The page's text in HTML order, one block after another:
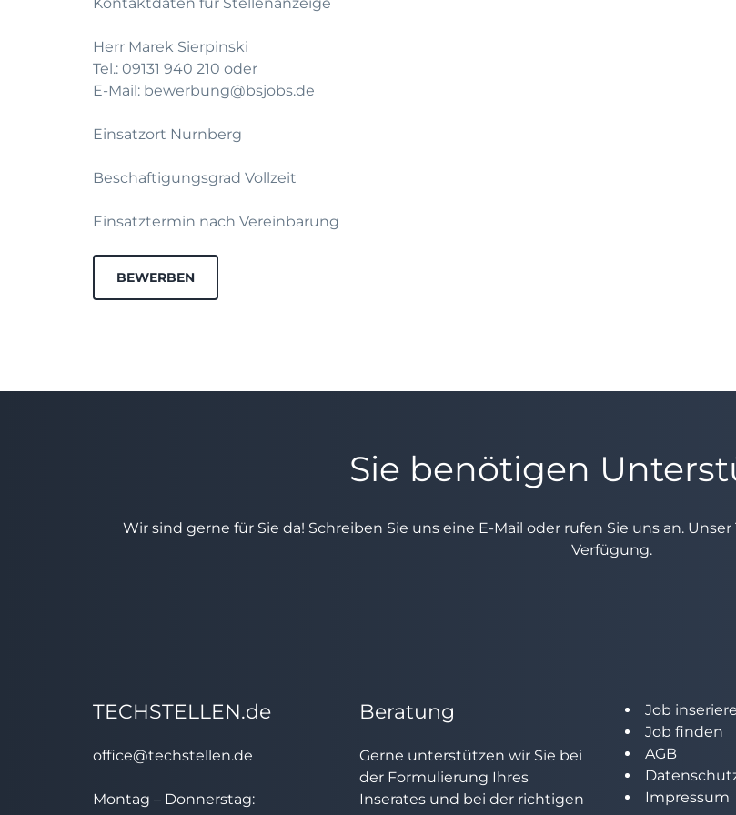
Herr Marek Sierpinski
Tel.: 09131 940 210 oder
E-Mail: bewerbung@bsjobs.de
Einsatzort Nurnberg
Beschaftigungsgrad Vollzeit
Einsatztermin nach Vereinbarung
BEWERBEN
Sie benötigen
Wir sind gerne für Sie da! Schreiben Sie uns eine E-Mail oder rufen Sie uns an.
Verfügung.
TECHSTELLEN.de
office@techstellen.de
Montag – Donnerstag:
Beratung
Gerne unterstützen wir Sie bei
der Formulierung Ihres
Inserates und bei der richtigen
Job
Job finden
AGB
Impressum